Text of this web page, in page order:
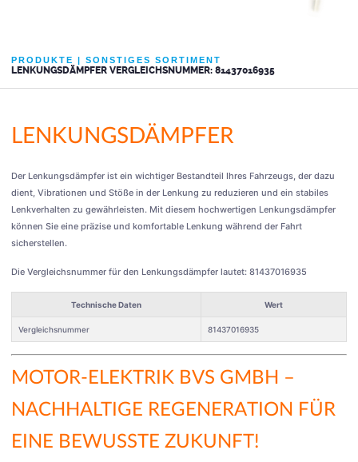
PRODUKTE SONSTIGES SORTIMENT
LENKUNGSDÄMPFER VERGLEICHSNUMMER: 81437016935
LENKUNGSDÄMPFER
Der Lenkungsdämpfer ist ein wichtiger Bestandteil Ihres Fahrzeugs, der dazu
dient, Vibrationen und Stöße in der Lenkung zu reduzieren und ein stabiles
Lenkverhalten zu gewährleisten. Mit diesem hochwertigen Lenkungsdämpfer
können Sie eine präzise und komfortable Lenkung während der Fahrt
sicherstellen.
Die Vergleichsnummer für den Lenkungsdämpfer lautet: 81437016935
Technische Daten Wert
Vergleichsnummer 81437016935
MOTOR-ELEKTRIK BVS GMBH –
NACHHALTIGE REGENERATION FÜR
EINE BEWUSSTE ZUKUNFT!